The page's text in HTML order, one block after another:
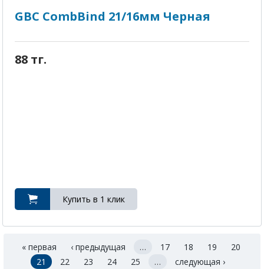
GBC CombBind 21/16мм Черная
88 тг.
« первая ‹ предыдущая … 17 18 19
20
21
22 23 24 25 …
следующая ›